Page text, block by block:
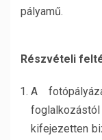
pályamű.
Részvételi
A
foglalkozástól
kifejezetten